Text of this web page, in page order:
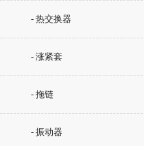
- 热交换器
- 涨紧套
- 拖链
- 振动器